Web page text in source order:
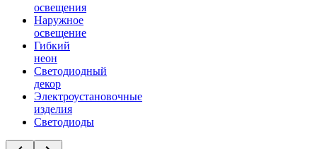
освещения
Наружное
освещение
Гибкий
неон
Светодиодный
декор
Электроустановочные
изделия
Светодиоды